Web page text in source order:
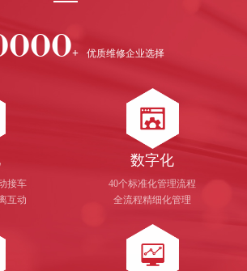
+ 优质维修企业选择
接车
互动
数字化
40个标准化管理流程
全流程精细化管理